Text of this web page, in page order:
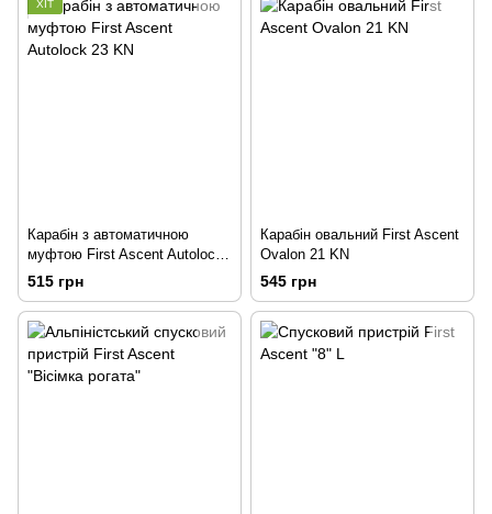
ХІТ
Карабін з автоматичною
муфтою First Ascent Autolock
23 KN
515 грн
Карабін овальний First Ascent
Ovalon 21 KN
545 грн